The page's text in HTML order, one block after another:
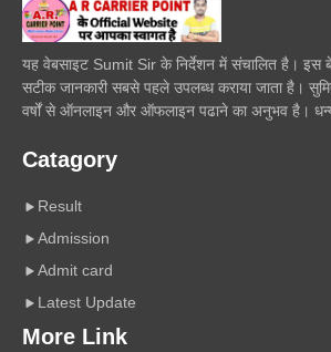
यह वेबसाइट Sumit Sir के निर्देशन में संचालित है। इस
सटीक जानकारी सबसे पहले उपलब्ध कराया जाता है।
वर्षों से ऑनलाइन और ऑफलाइन पढाने का अनुभव है।
Catagory
Result
Admission
Admit card
Latest Update
More Link